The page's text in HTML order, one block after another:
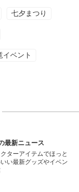
七夕まつり
イベント
最新ニュース
ターアイテムでほっと
い最新グッズやイベン